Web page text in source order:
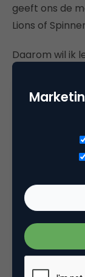
geeft ons de
Lions of
Daarom wil ik
delen. Dit zijn
online
van
toetsen om te
Pakistan’van
effectieve